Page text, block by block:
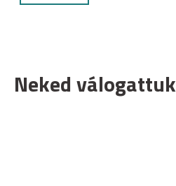
Neked válogattuk